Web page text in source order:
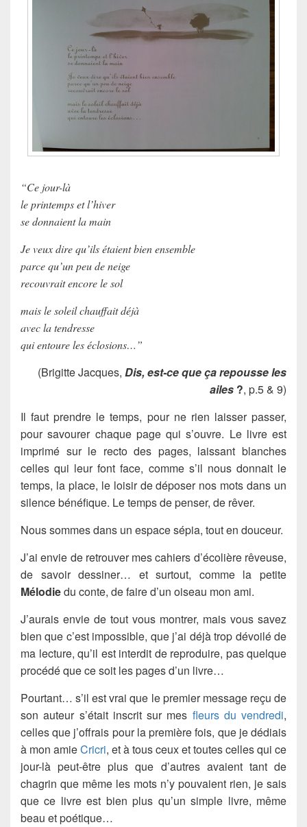
“Ce jour-là
le printemps et l’hiver
se donnaient la main
Je veux dire qu’ils étaient bien ensemble
parce qu’un peu de neige
recouvrait encore le sol
mais le soleil chauffait déjà
avec la tendresse
qui entoure les éclosions…”
(Brigitte Jacques, Dis, est-ce que ça repousse les
ailes ?, p.5 & 9)
Il faut prendre le temps, pour ne rien laisser passer,
pour savourer chaque page qui s’ouvre. Le livre est
imprimé sur le recto des pages, laissant blanches
celles qui leur font face, comme s’il nous donnait le
temps, la place, le loisir de déposer nos mots dans un
silence bénéfique. Le temps de penser, de rêver.
Nous sommes dans un espace sépia, tout en douceur.
J’ai envie de retrouver mes cahiers d’écolière rêveuse,
de savoir dessiner… et surtout, comme la petite
Mélodiedu conte, de faire d’un oiseau mon ami.
J’aurais envie de tout vous montrer, mais vous savez
bien que c’est impossible, que j’ai déjà trop dévoilé de
ma lecture, qu’il est interdit de reproduire, pas quelque
procédé que ce soit les pages d’un livre…
Pourtant… s’il est vrai que le premier message reçu de
son auteur s’était inscrit sur mes fleurs du vendredi,
celles que j’offrais pour la première fois, que je dédiais
à mon amieCricri, et à tous ceux et toutes celles qui ce
jour-là peut-être plus que d’autres avaient tant de
chagrin que même les mots n’y pouvaient rien, je sais
que ce livre est bien plus qu’un simple livre, même
beau et poétique…